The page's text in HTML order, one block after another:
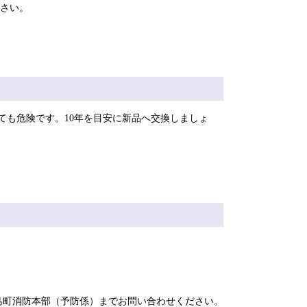
い。
危険です。10年を目安に新品へ交換しましょ
消防本部（予防係）までお問い合わせください。